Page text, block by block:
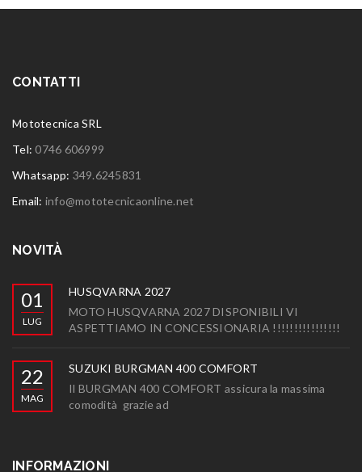
CONTATTI
Mototecnica SRL
Tel:0746 606999
Whatsapp: 349.6245831
Email: info@mototecnicaonline.net
NOVITÀ
01
LUG
HUSQVARNA 2027
MOTO HUSQVARNA 2027 DISPONIBILI VI
ASPETTIAMO IN CONCESSIONARIA !!!!!!!!!!!!!!!!
22
MAG
SUZUKI BURGMAN 400 COMFORT
Il BURGMAN 400 COMFORT assicura la massima
comodità grazie ad
INFORMAZIONI